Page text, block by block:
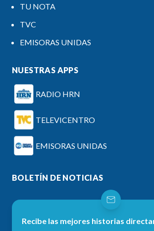
TU NOTA
TVC
EMISORAS UNIDAS
NUESTRAS APPS
RADIO HRN
TELEVICENTRO
EMISORAS UNIDAS
BOLETÍN DE NOTICIAS
Recibe las mejores historias